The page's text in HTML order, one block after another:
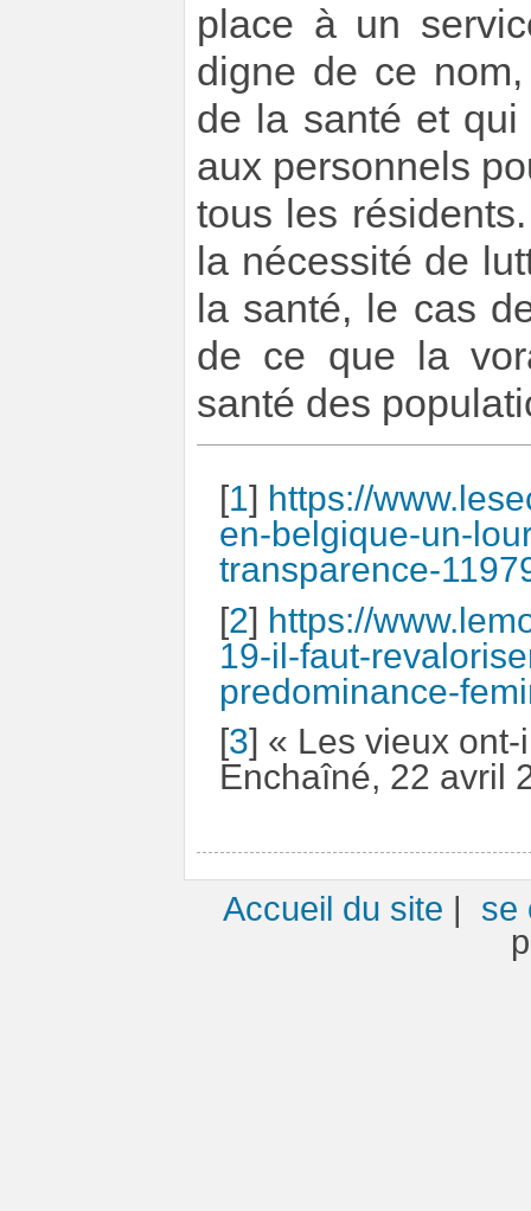
place à un
digne de ce
de la santé et qui
aux personnels
tous les
la nécessité de
la santé, le cas
de ce que la
santé des
[1] https://
en-belgique-un-
transparence-
[2] https://
19-il-faut-
predominance-
[3] « Les vieux
Enchaîné, 22 avril
Accueil du site
se